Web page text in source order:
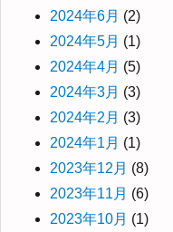
2024年6月 (2)
2024年5月 (1)
2024年4月 (5)
2024年3月 (3)
2024年2月 (3)
2024年1月 (1)
2023年12月 (8)
2023年11月 (6)
2023年10月 (1)